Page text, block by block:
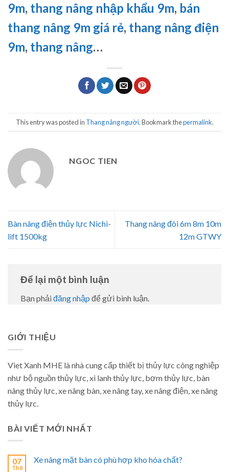
9m, thang nâng nhập khẩu 9m, bán
thang nâng 9m giá rẻ, thang nâng điện
9m, thang nâng…
This entry was posted in Thang nâng người. Bookmark thepermalink.
NGOC TIEN
Bàn nâng điện thủy lực Nichi-
lift 1500kg
Thang nâng đôi 6m 8m 10m
12m GTWY
Để lại một bình luận
Bạn phải đăng nhập để gửi bình luận.
GIỚI THIỆU
Viet Xanh MHE là nhà cung cấp thiết bị thủy lực công nghiệp
như bộ nguồn thủy lực, xi lanh thủy lực, bơm thủy lực, bàn
nâng thủy lực, xe nâng bàn, xe nâng tay, xe nâng điện, xe nâng
thủy lực.
BÀI VIẾT MỚI NHẤT
07
Th8
Xe nâng mặt bàn có phù hợp kho hóa chất?